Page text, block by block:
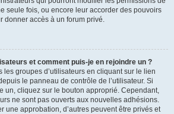
seule fois, ou encore leur accorder des pouvoirs
donner accès à un forum privé.
et comment puis-je en rejoindre un ?
les groupes d’utilisateurs en cliquant sur le lien
le panneau de contrôle de l’utilisateur. Si
un, cliquez sur le bouton approprié. Cependant,
ne sont pas ouverts aux nouvelles adhésions.
une approbation, d’autres peuvent être privés et